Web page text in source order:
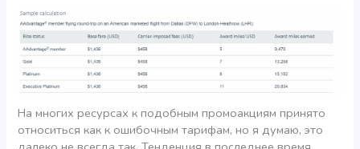
На многих ресурсах к подобным промоакциям принято
относиться как к ошибочным тарифам, но я думаю, это